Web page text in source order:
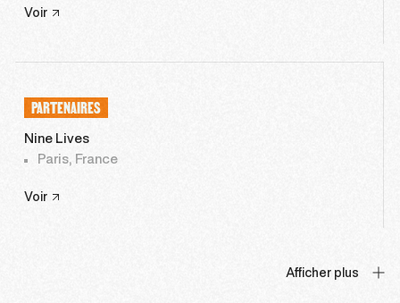
Voir
PARTENAIRES
Nine Lives
Paris, France
Voir
Afficher plus